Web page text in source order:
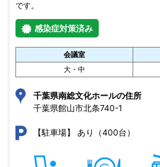
です。
感染症対策済み
会議室
大・中
千葉県南総文化ホールの住所
千葉県館山市北条740-1
【駐車場】 あり（400台）